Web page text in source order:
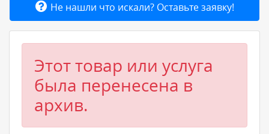
Добавить товар или услугу
Не нашли что искали? Оставьте заявку!
Этот товар или услуга
была перенесена в
архив.